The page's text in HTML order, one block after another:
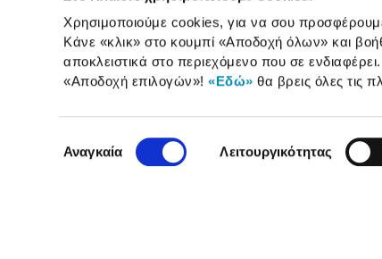
Χρησιμοποιούμε cookies, για να σου
Κάνε «κλικ» στο κουμπί «Αποδοχή όλων» και
αποκλειστικά στο περιεχόμενο που σε
«Αποδοχή επιλογών»!«Εδώ» θα βρεις όλες τις
συγκατάθεσης
Αναγκαία Λειτουργικότητας